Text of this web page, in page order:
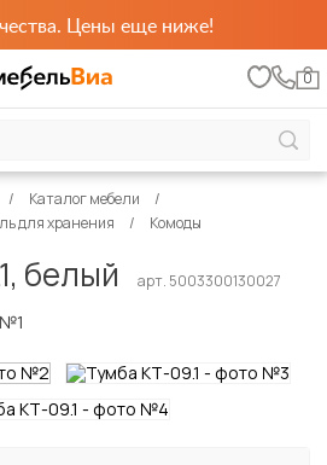
Цены еще ниже!
0
Каталог мебели
для хранения Комоды
белый арт. 5003300130027